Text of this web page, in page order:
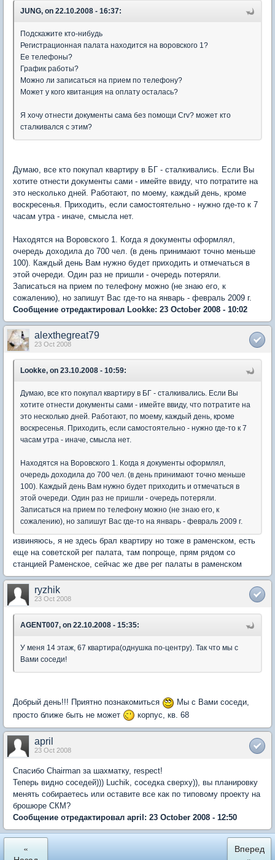
JUNG, on 22.10.2008 - 16:37:
Подскажите кто-нибудь
Регистрационная палата находится на воровского 1?
Ее телефоны?
График работы?
Можно ли записаться на прием по телефону?
Может у кого квитанция на оплату осталась?
Я хочу отнести документы сама без помощи Crv? может кто
сталкивался с этим?
Думаю, все кто покупал квартиру в БГ - сталкивались. Если Вы
хотите отнести документы сами - имейте ввиду, что потратите на
это несколько дней. Работают, по моему, каждый день, кроме
воскресенья. Приходить, если самостоятельно - нужно где-то к 7
часам утра - иначе, смысла нет.
Находятся на Воровского 1. Когда я документы оформлял,
очередь доходила до 700 чел. (в день принимают точно меньше
100). Каждый день Вам нужно будет приходить и отмечаться в
этой очереди. Один раз не пришли - очередь потеряли.
Записаться на прием по телефону можно (не знаю его, к
сожалению), но запишут Вас где-то на январь - февраль 2009 г.
Сообщение отредактировал Lookke: 23 October 2008 - 10:02
alexthegreat79
23 Oct 2008
Lookke, on 23.10.2008 - 10:59:
Думаю, все кто покупал квартиру в БГ - сталкивались. Если Вы
хотите отнести документы сами - имейте ввиду, что потратите на
это несколько дней. Работают, по моему, каждый день, кроме
воскресенья. Приходить, если самостоятельно - нужно где-то к 7
часам утра - иначе, смысла нет.
Находятся на Воровского 1. Когда я документы оформлял,
очередь доходила до 700 чел. (в день принимают точно меньше
100). Каждый день Вам нужно будет приходить и отмечаться в
этой очереди. Один раз не пришли - очередь потеряли.
Записаться на прием по телефону можно (не знаю его, к
сожалению), но запишут Вас где-то на январь - февраль 2009 г.
извиняюсь, я не здесь брал квартиру но тоже в раменском, есть
еще на советской рег палата, там попроще, прям рядом со
станцией Раменское, сейчас же две рег палаты в раменском
ryzhik
23 Oct 2008
AGENT007, on 22.10.2008 - 15:35:
У меня 14 этаж, 67 квартира(однушка по-центру). Так что мы с
Вами соседи!
Добрый день!!! Приятно познакомиться
Мы с Вами соседи,
просто ближе быть не может
корпус, кв. 68
april
23 Oct 2008
Спасибо Chairman за шахматку, respect!
Теперь видно соседей))) Luchik, соседка сверху)), вы планировку
менять собираетесь или оставите все как по типовому проекту на
брошюре СКМ?
Сообщение отредактировал april: 23 October 2008 - 12:50
«
Вперед